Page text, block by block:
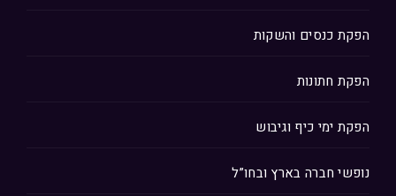
הפקת כנסים והשקות
הפקת חתונות
הפקת ימי כיף וגיבוש
נופשי חברה בארץ ובחו”ל